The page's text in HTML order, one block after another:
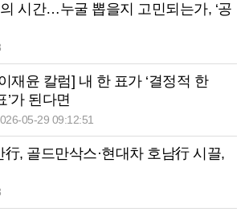
시간…누굴 뽑을지 고민되는가, ‘공
재윤 칼럼] 내 한 표가 ‘결정적 한
’가 된다면
05-29 09:12:51
行, 골드만삭스·현대차 호남行 시끌,